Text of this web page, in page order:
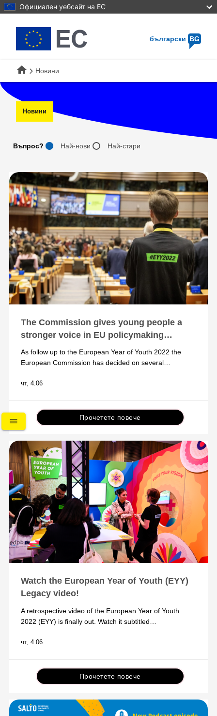
Skip
to
Официален уебсайт на ЕС
български BG
home Новини
Новини
Въпрос? Най-нови Най-стари
The Commission gives young people a
stronger voice in EU policymaking…
As follow up to the European Year of Youth 2022 the
European Commission has decided on several…
чт, 4.06
Прочетете повече
Watch the European Year of Youth (EYY)
Legacy video!
A retrospective video of the European Year of Youth
2022 (EYY) is finally out. Watch it subtitled…
чт, 4.06
Прочетете повече
dehaze